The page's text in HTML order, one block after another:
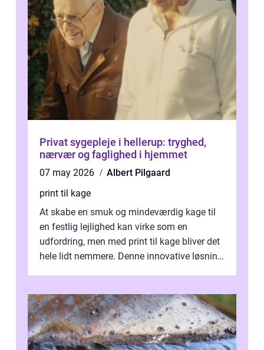
Privat sygepleje i hellerup: tryghed,
nærvær og faglighed i hjemmet
07 may 2026
Albert Pilgaard
print til kage
At skabe en smuk og mindeværdig kage til
en festlig lejlighed kan virke som en
udfordring, men med print til kage bliver det
hele lidt nemmere. Denne innovative løsning